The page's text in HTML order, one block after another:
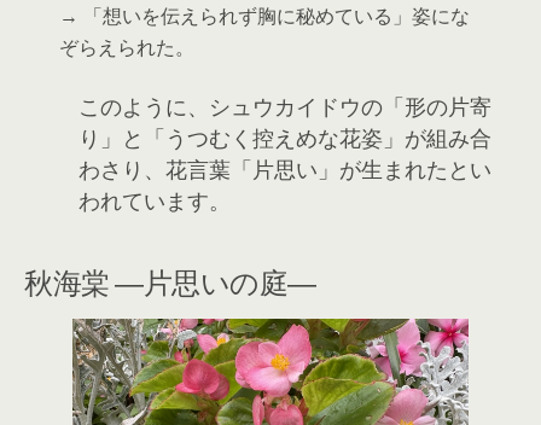
→ 「想いを伝えられず胸に秘めている」姿にな
ぞらえられた。
このように、シュウカイドウの「形の片寄
り」と「うつむく控えめな花姿」が組み合
わさり、花言葉「片思い」が生まれたとい
われています。
秋海棠 ―片思いの庭―